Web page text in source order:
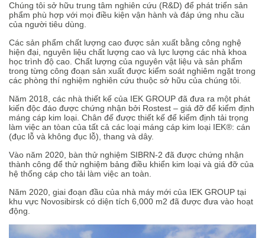
Chúng tôi sở hữu trung tâm nghiên cứu (R&D) để phát triển sản
phẩm phù hợp với mọi điều kiện vận hành và đáp ứng nhu cầu
của người tiêu dùng.
Các sản phẩm chất lượng cao được sản xuất bằng công nghệ
hiện đại, nguyên liệu chất lượng cao và lực lượng các nhà khoa
học trình độ cao. Chất lượng của nguyên vật liệu và sản phẩm
trong từng công đoạn sản xuất được kiểm soát nghiêm ngặt trong
các phòng thí nghiệm nghiên cứu thuộc sở hữu của chúng tôi.
Năm 2018, các nhà thiết kế của IEK GROUP đã đưa ra một phát
kiến độc đáo được chứng nhận bởi Rostest – giá đỡ để kiểm định
máng cáp kim loại. Chân đế được thiết kế để kiểm định tải trọng
làm việc an tòan của tất cả các loại máng cáp kim loại IEK®: cán
(đục lỗ và không đục lỗ), thang và dây.
Vào năm 2020, bàn thử nghiệm SIBRN-2 đã được chứng nhận
thành công để thử nghiệm bảng điều khiển kim loại và giá đỡ của
hệ thống cáp cho tải làm việc an toàn.
Năm 2020, giai đoạn đầu của nhà máy mới của IEK GROUP tại
khu vực Novosibirsk có diện tích 6,000 m2 đã được đưa vào hoạt
động.